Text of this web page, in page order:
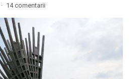
· 14 comentarii